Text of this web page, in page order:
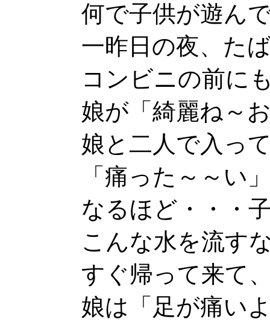
何で子供が遊ん
一昨日の夜、た
コンビニの前に
娘が「綺麗ね～
娘と二人で入っ
「痛った～～い
なるほど・・・
こんな水を流す
すぐ帰って来て
娘は「足が痛い